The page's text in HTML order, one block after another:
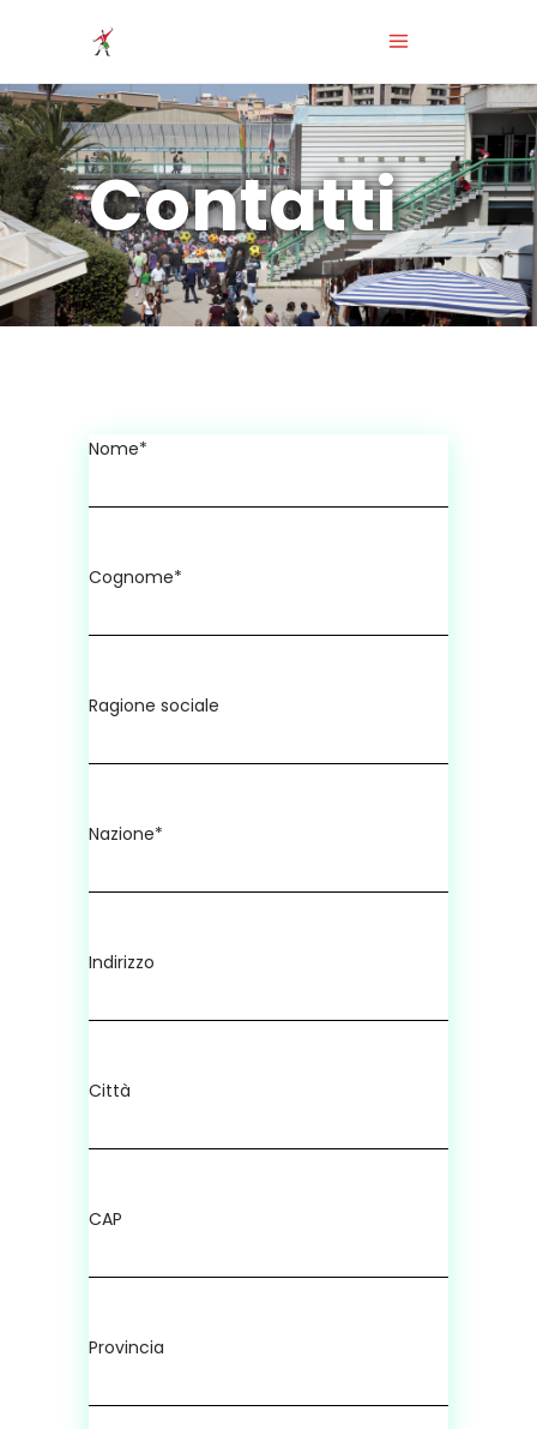
Contatti
Nome*
Cognome*
Ragione sociale
Nazione*
Indirizzo
Città
CAP
Provincia